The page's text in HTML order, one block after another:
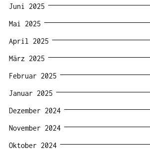
Juni 2025
Mai 2025
April 2025
März 2025
Februar 2025
Januar 2025
Dezember 2024
November 2024
Oktober 2024